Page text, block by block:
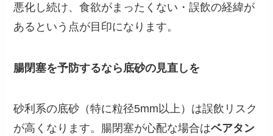
悪化し続け、食欲がまったくない・誤飲の経緯が
あるという点が目印になります。
腸閉塞を予防するなら底砂の見直しを
砂利系の底砂（特に粒径5mm以上）は誤飲リスク
が高くなります。腸閉塞が心配な場合はベアタン